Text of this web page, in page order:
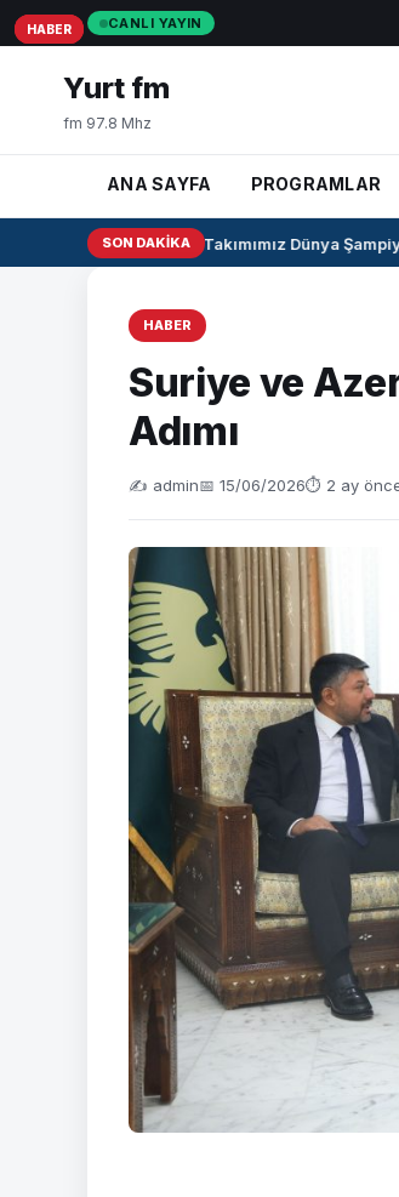
CANLI YAYIN
Yurt fm
fm 97.8 Mhz
ANA SAYFA PROGRAMLAR
SON DAKIKA
U17 Kız Milli Takımımız Dünya
HABER
Suriye ve
Adımı
✍️ admin📅 15/06/2026⏱ 2 ay
HABER
HABER
HABER